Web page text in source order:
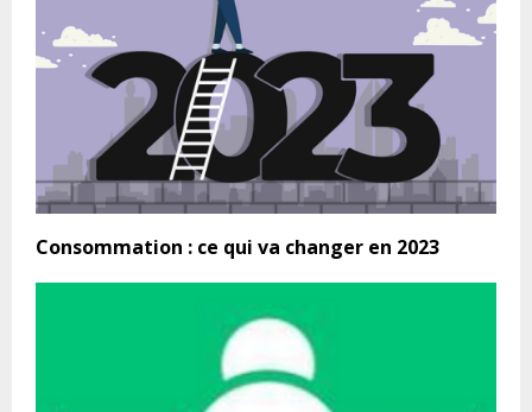
Consommation : ce qui va changer en 2023